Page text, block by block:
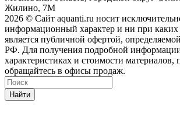
Жилино, 7М
2026 © Сайт aquanti.ru носит
информационный характер и ни при каких
является публичной офертой,
РФ. Для получения подробной
характеристиках и стоимости материалов,
обращайтесь в офисы продаж.
Найти